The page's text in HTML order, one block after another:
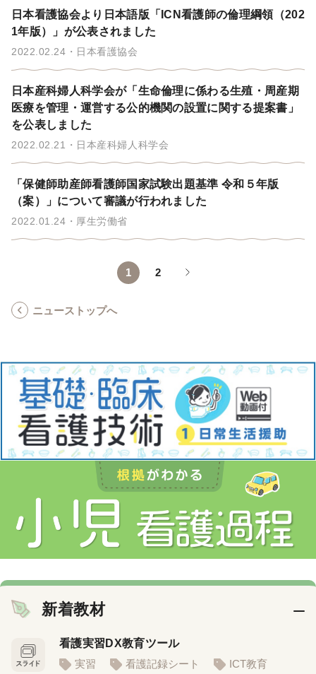
日本看護協会より日本語版「ICN看護師の倫理綱領（202
1年版）」が公表されました
2022.02.24 日本看護協会
日本産科婦人科学会が「生命倫理に係わる生殖・周産期
医療を管理・運営する公的機関の設置に関する提案書」
を公表しました
2022.02.21 日本産科婦人科学会
「保健師助産師看護師国家試験出題基準 令和５年版
（案）」について審議が行われました
2022.01.24 厚生労働省
1 2
ニューストップへ
新着教材
看護実習DX教育ツール
実習
看護記録シート ICT教育